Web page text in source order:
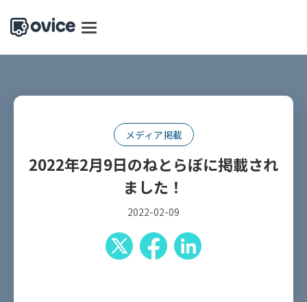
メディア掲載
2022年2月9日のねとらぼに掲載され
ました！
2022-02-09